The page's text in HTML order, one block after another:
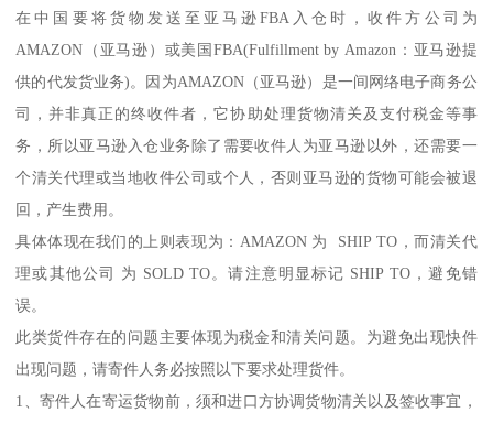
在中国要将货物发送至亚马逊FBA入仓时，收件方公司为
AMAZON（亚马逊）或美国FBA(Fulfillment by Amazon：亚马逊提
供的代发货业务)。因为AMAZON（亚马逊）是一间网络电子商务公
司，并非真正的终收件者，它协助处理货物清关及支付税金等事
务，所以亚马逊入仓业务除了需要收件人为亚马逊以外，还需要一
个清关代理或当地收件公司或个人，否则亚马逊的货物可能会被退
回，产生费用。
具体体现在我们的上则表现为：AMAZON 为 SHIP TO，而清关代
理或其他公司 为 SOLD TO。请注意明显标记 SHIP TO，避免错
误。
此类货件存在的问题主要体现为税金和清关问题。为避免出现快件
出现问题，请寄件人务必按照以下要求处理货件。
1、寄件人在寄运货物前，须和进口方协调货物清关以及签收事宜，